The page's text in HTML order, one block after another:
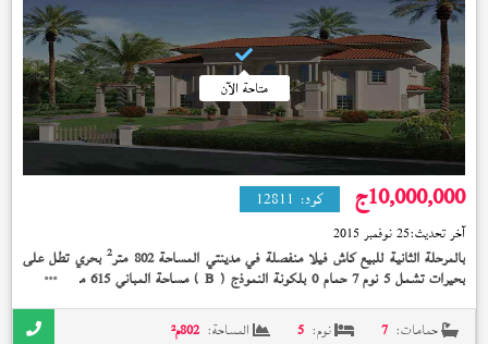
متاحة الآن
10,000,000ج كود: 12811
آخر تحديث:25 نوفمبر 2015
بالمرحلة الثانية للبيع كاش فيلا منفصلة في مدينتي المساحة 802 متر 2بحري تطل على
بحيرات تشمل 5 نوم 7 حمام 0 بلكونة النموذج ( B) مساحة المباني 615 متر تشطيب
حمامات: 7 نوم: 5 المساحة: 802م²